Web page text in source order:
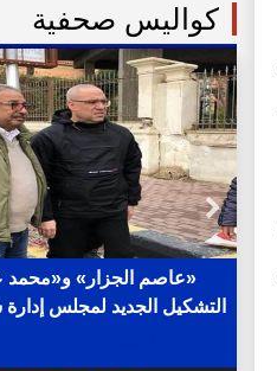
كواليس صحفية
بعد إقالته .. من يخلف
مساعد وزير الإسكان في